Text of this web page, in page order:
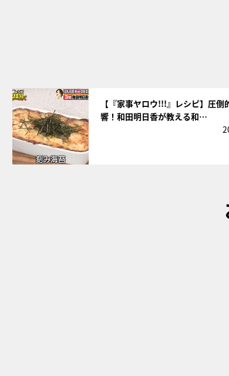
【『家事ヤロウ!!!』レシピ】圧倒
響！和田明日香が教える和…